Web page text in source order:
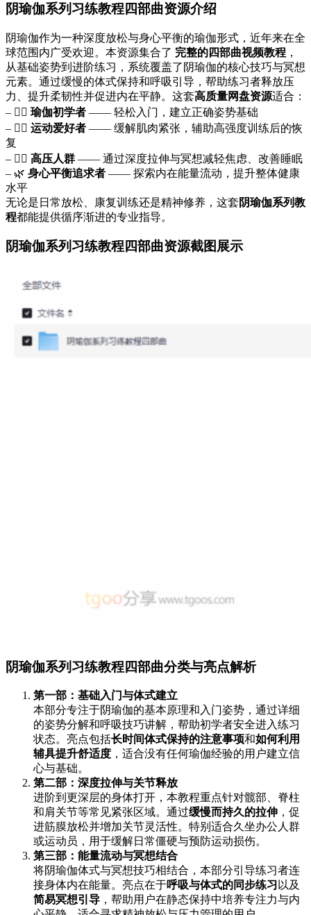
阴瑜伽系列习练教程四部曲资源介绍
阴瑜伽作为一种深度放松与身心平衡的瑜伽形式，近年来在全
球范围内广受欢迎。本资源集合了 完整的四部曲视频教程 ，
从基础姿势到进阶练习，系统覆盖了阴瑜伽的核心技巧与冥想
元素。通过缓慢的体式保持和呼吸引导，帮助练习者释放压
力、提升柔韧性并促进内在平静。这套高质量网盘资源适合：
– 🧘‍♀️ 瑜伽初学者 —— 轻松入门，建立正确姿势基础
– 🏃‍♂️ 运动爱好者 —— 缓解肌肉紧张，辅助高强度训练后的恢
复
– 💆‍♀️ 高压人群 —— 通过深度拉伸与冥想减轻焦虑、改善睡眠
– 🌿 身心平衡追求者 —— 探索内在能量流动，提升整体健康
水平
无论是日常放松、康复训练还是精神修养，这套 阴瑜伽系列教
程都能提供循序渐进的专业指导。
阴瑜伽系列习练教程四部曲资源截图展示
阴瑜伽系列习练教程四部曲分类与亮点解析
第一部：基础入门与体式建立
本部分专注于阴瑜伽的基本原理和入门姿势，通过详细
的姿势分解和呼吸技巧讲解，帮助初学者安全进入练习
状态。亮点包括长时间体式保持的注意事项和如何利用
辅具提升舒适度 ，适合没有任何瑜伽经验的用户建立信
心与基础。
第二部：深度拉伸与关节释放
进阶到更深层的身体打开，本教程重点针对髋部、脊柱
和肩关节等常见紧张区域。通过缓慢而持久的拉伸 ，促
进筋膜放松并增加关节灵活性。特别适合久坐办公人群
或运动员，用于缓解日常僵硬与预防运动损伤。
第三部：能量流动与冥想结合
将阴瑜伽体式与冥想技巧相结合，本部分引导练习者连
接身体内在能量。亮点在于呼吸与体式的同步练习 以及
简易冥想引导 ，帮助用户在静态保持中培养专注力与内